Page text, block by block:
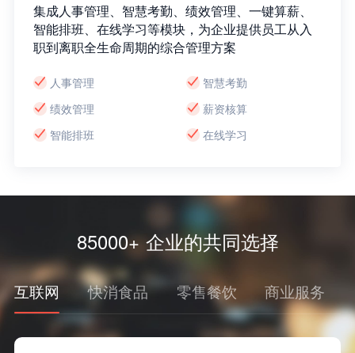
集成人事管理、智慧考勤、绩效管理、一键算薪、
智能排班、在线学习等模块，为企业提供员工从入
职到离职全生命周期的综合管理方案
人事管理
智慧考勤
绩效管理
薪资核算
智能排班
在线学习
85000+ 企业的共同选择
互联网 快消食品 零售餐饮 商业服务